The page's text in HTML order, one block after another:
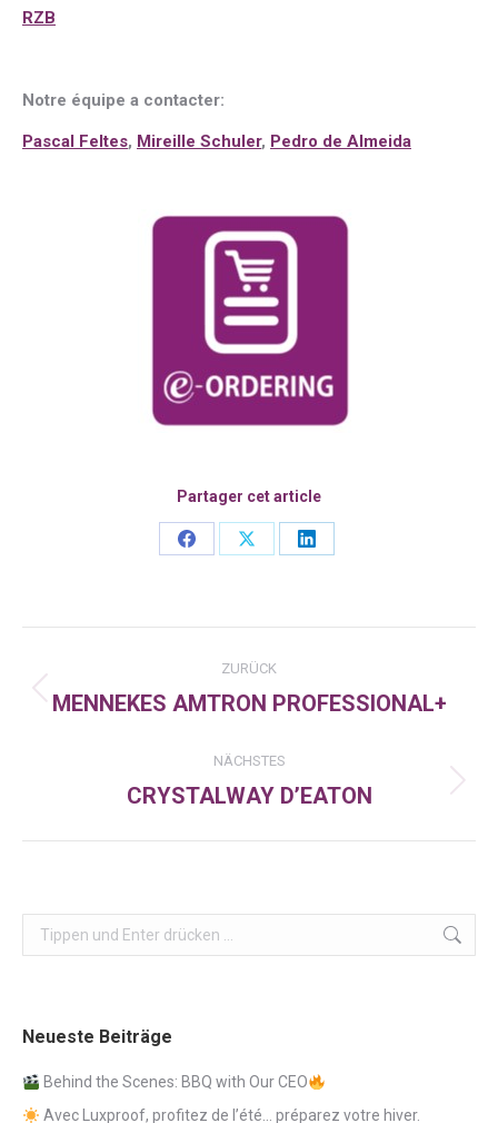
RZB
Notre équipe a contacter:
Pascal Feltes, Mireille Schuler, Pedro de Almeida
Partager cet article
Share
Share
Share
Kommentarnavigation
ZURÜCK
Vorheriger
MENNEKES AMTRON PROFESSIONAL+
NÄCHSTES
Nächster
CRYSTALWAY D’EATON
Search:
Neueste Beiträge
Behind the Scenes: BBQ with Our CEO
Avec Luxproof, profitez de l’été… préparez votre hiver.